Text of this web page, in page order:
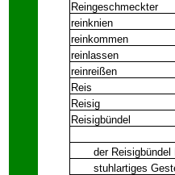
Reingeschmeckter
reinknien
reinkommen
reinlassen
reinreißen
Reis
Reisig
Reisigbündel
der Reisigbündel
stuhlartiges